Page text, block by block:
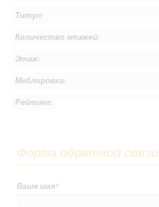
Титул:
Количество этажей:
Этаж:
Меблировка:
Рейтинг:
Форма обратной связи
Ваше имя*